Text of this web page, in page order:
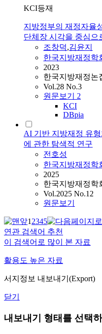
KCI등재
지방정부의 재정자율
단체장 시각을 중심으
조창덕,김윤지
한국지방재정학
2023
한국지방재정논
Vol.28 No.3
원문보기 2
KCI
DBpia
AI 기반 지방재정 유형
에 관한 탐색적 연구
전호성
한국지방재정학
2025
한국지방재정학
Vol.2025 No.12
원문보기
12345
연관 검색어 추천
이 검색어로 많이 본 자료
활용도 높은 자료
서지정보 내보내기(Export)
닫기
내보내기 형태를 선택